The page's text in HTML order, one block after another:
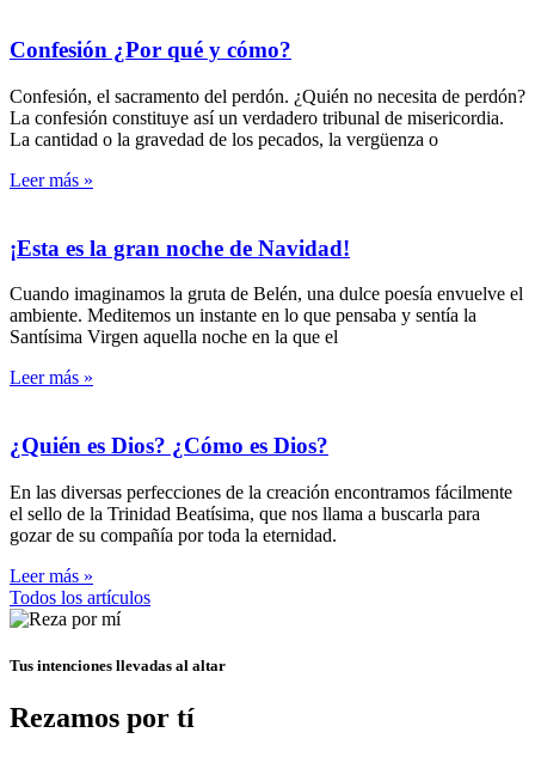
Confesión ¿Por qué y cómo?
Confesión, el sacramento del perdón. ¿Quién no necesita de perdón?
La confesión constituye así un verdadero tribunal de misericordia.
La cantidad o la gravedad de los pecados, la vergüenza o
Leer más »
¡Esta es la gran noche de Navidad!
Cuando imaginamos la gruta de Belén, una dulce poesía envuelve el
ambiente. Meditemos un instante en lo que pensaba y sentía la
Santísima Virgen aquella noche en la que el
Leer más »
¿Quién es Dios? ¿Cómo es Dios?
En las diversas perfecciones de la creación encontramos fácilmente
el sello de la Trinidad Beatísima, que nos llama a buscarla para
gozar de su compañía por toda la eternidad.
Leer más »
Todos los artículos
Tus intenciones llevadas al altar
Rezamos por tí